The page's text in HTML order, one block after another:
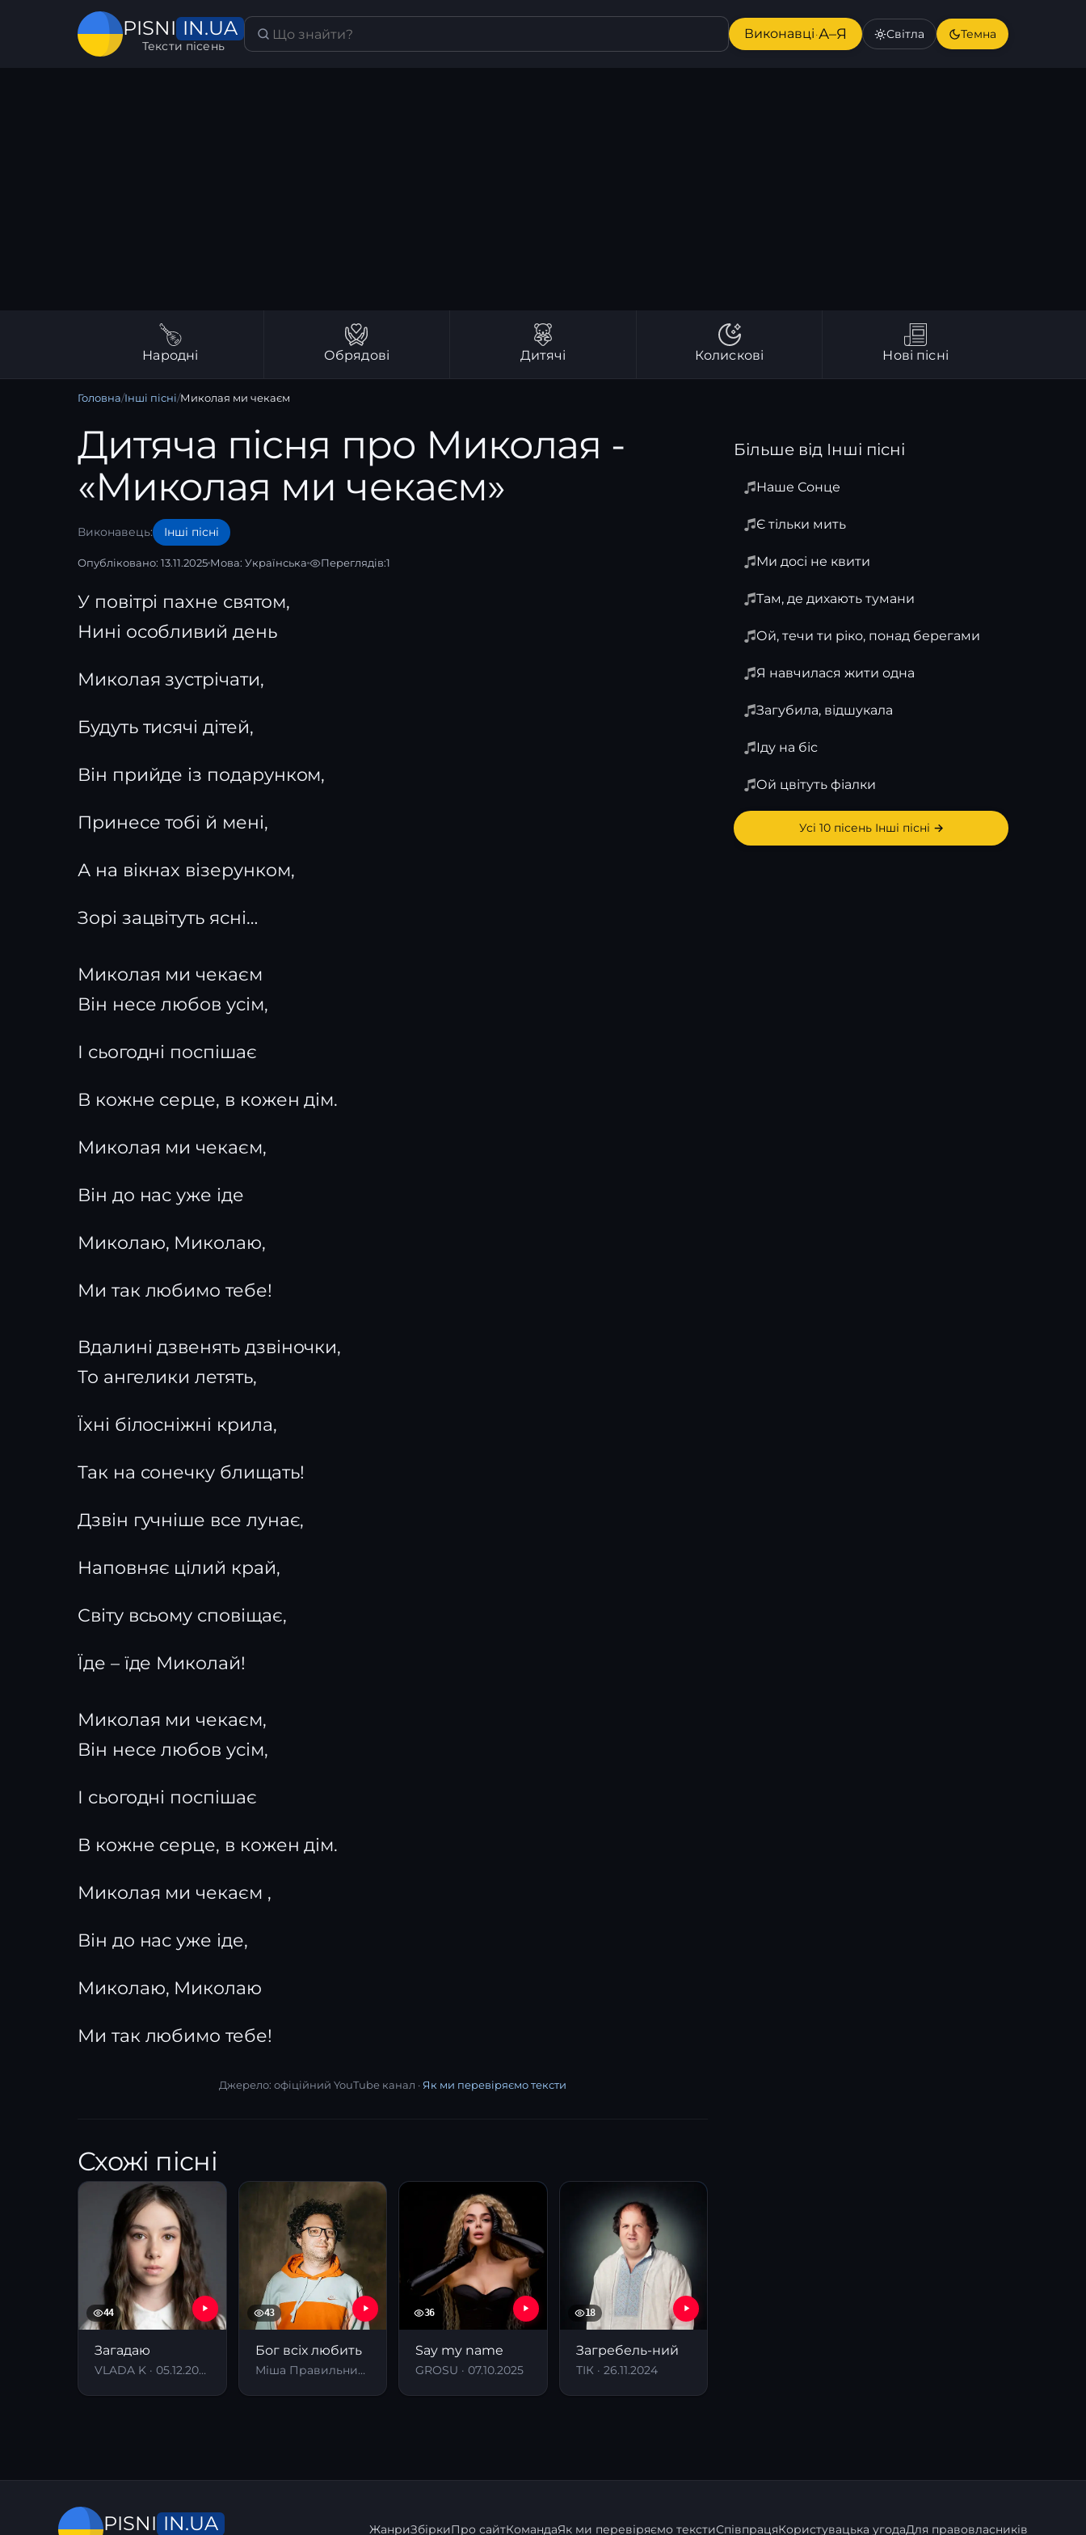
PISNI IN.UA
Тексти пісень
Виконавці·А–Я Світла Темна
Народні Обрядові Дитячі Колискові Нові пісні
Головна/Інші пісні/Миколая ми чекаєм
Дитяча пісня про Миколая -
«Миколая ми чекаєм»
Виконавець: Інші пісні
Опубліковано: 13.11.2025 Мова: Українська Переглядів:1
У повітрі пахне святом,
Нині особливий день
Миколая зустрічати,
Будуть тисячі дітей,
Він прийде із подарунком,
Принесе тобі й мені,
А на вікнах візерунком,
Зорі зацвітуть ясні…
Миколая ми чекаєм
Він несе любов усім,
І сьогодні поспішає
В кожне серце, в кожен дім.
Миколая ми чекаєм,
Він до нас уже іде
Миколаю, Миколаю,
Ми так любимо тебе!
Вдалині дзвенять дзвіночки,
То ангелики летять,
Їхні білосніжні крила,
Так на сонечку блищать!
Дзвін гучніше все лунає,
Наповняє цілий край,
Світу всьому сповіщає,
Їде – їде Миколай!
Миколая ми чекаєм,
Він несе любов усім,
І сьогодні поспішає
В кожне серце, в кожен дім.
Миколая ми чекаєм ,
Він до нас уже іде,
Миколаю, Миколаю
Ми так любимо тебе!
Джерело: офіційний YouTube канал · Як ми перевіряємо тексти
Більше від Інші пісні
Наше Сонце
Є тільки мить
Ми досі не квити
Там, де дихають тумани
Ой, течи ти ріко, понад берегами
Я навчилася жити одна
Загубила, відшукала
Іду на біс
Ой цвітуть фіалки
Усі 10 пісень Інші пісні →
Схожі пісні
44
Загадаю
VLADA K · 05.12.2024
43
Бог всіх любить
Міша Правильний · 06.03.2025
36
Say my name
GROSU · 07.10.2025
18
Загребель-ний
ТІК · 26.11.2024
PISNI IN.UA ЖанриЗбіркиПро сайтКомандаЯк ми перевіряємо текстиСпівпрацяКористувацька угодаДля правовласників